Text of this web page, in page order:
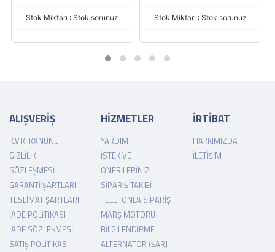
Stok Miktarı : Stok sorunuz Stok Miktarı : Stok
ALIŞVERİŞ
K.V.K. KANUNU
GIZLILIK
SÖZLEŞMESI
GARANTI ŞARTLARI
TESLIMAT ŞARTLARI
İADE POLITIKASI
İADE SÖZLEŞMESI
SATIŞ POLITIKASI
HİZMETLER
YARDIM
İSTEK VE
ÖNERILERINIZ
SIPARIŞ TAKIBI
TELEFONLA SIPARIŞ
MARŞ MOTORU
BILGILENDIRME
ALTERNATÖR (ŞARJ
İRTİBAT
HAKKIMIZDA
İLETIŞIM